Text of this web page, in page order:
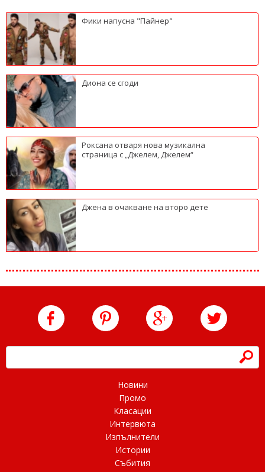
Фики напусна "Пайнер"
Диона се сгоди
Роксана отваря нова музикална
страница с „Джелем, Джелем“
Джена в очакване на второ дете
h
Новини
Промо
Класации
Интервюта
Изпълнители
Истории
Събития